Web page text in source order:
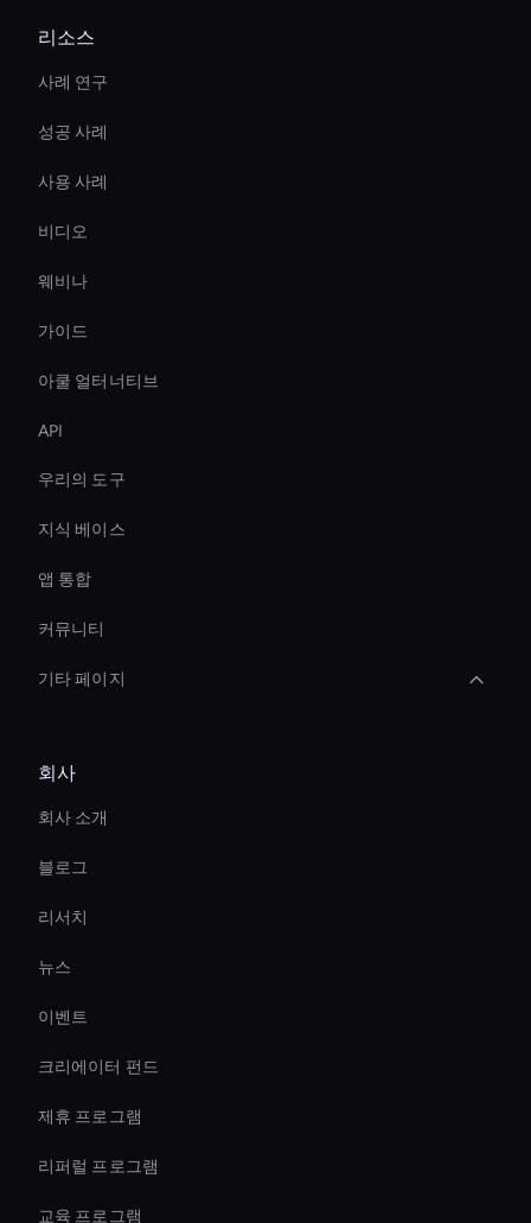
리소스
사례 연구
성공 사례
사용 사례
비디오
웨비나
가이드
아쿨 얼터너티브
API
우리의 도구
지식 베이스
앱 통합
커뮤니티
기타 페이지
Virtual Events Ai Avatar
Virtual Assistant For Business
Virtual Reality Avatar
Ai Avatar For E-Commerce
Live Streaming Avatar
AI 교육 비디오 제작
AI 기업 비디오 에디터
회사
회사 소개
블로그
리서치
뉴스
이벤트
크리에이터 펀드
제휴 프로그램
리퍼럴 프로그램
교육 프로그램